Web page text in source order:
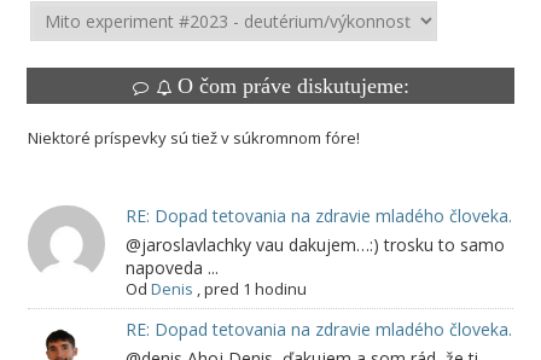
O čom práve diskutujeme:
Niektoré príspevky sú tiež v súkromnom fóre!
RE: Dopad tetovania na zdravie mladého človeka.
@jaroslavlachky vau dakujem…:) trosku to samo
napoveda ...
Od Denis ,pred 1 hodinu
RE: Dopad tetovania na zdravie mladého človeka.